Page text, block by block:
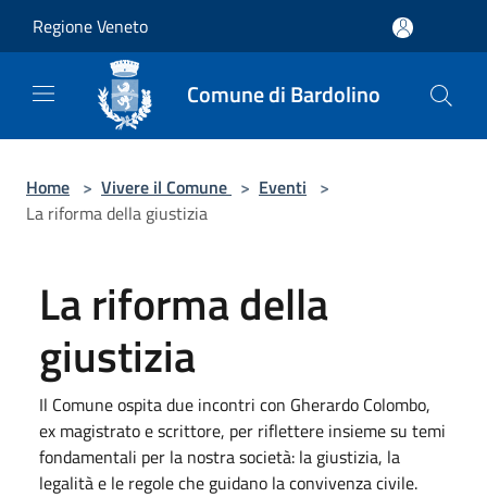
Regione Veneto
Comune di Bardolino
Home > Vivere il Comune > Eventi >
La riforma della giustizia
La riforma della
giustizia
Il Comune ospita due incontri con Gherardo Colombo,
ex magistrato e scrittore, per riflettere insieme su temi
fondamentali per la nostra società: la giustizia, la
legalità e le regole che guidano la convivenza civile.